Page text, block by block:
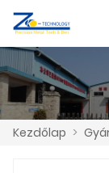
Kezdőlap >